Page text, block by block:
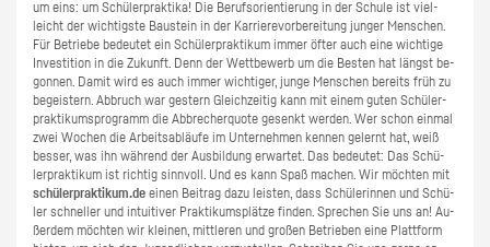
um eins: um Schü­ler­prak­ti­ka! Die Be­rufs­ori­en­tie­rung in der Schu­le ist viel­
leicht der wich­tigs­te Bau­stein in der Kar­rie­re­vor­be­rei­tung jun­ger Men­schen.
Für Be­trie­be be­deu­tet ein Schü­ler­prak­ti­kum immer öfter auch eine wich­ti­ge
In­ves­ti­ti­on in die Zu­kunft. Denn der Wett­be­werb um die Bes­ten hat längst be­
gon­nen. Damit wird es auch immer wich­ti­ger, junge Men­schen be­reits früh zu
be­geis­tern. Ab­bruch war ges­tern Gleich­zei­tig kann mit einem guten Schü­ler­
prak­ti­kums­pro­gramm die Ab­bre­cher­quo­te ge­senkt wer­den. Wer schon ein­mal
zwei Wo­chen die Ar­beits­ab­läu­fe im Un­ter­neh­men ken­nen ge­lernt hat, weiß
bes­ser, was ihn wäh­rend der Aus­bil­dung er­war­tet. Das be­deu­tet: Das Schü­
ler­prak­ti­kum ist rich­tig sinn­voll. Und es kann Spaß ma­chen. Wir möch­ten mit
schü­ler­prak­ti­kum.de einen Bei­trag dazu leis­ten, dass Schü­le­rin­nen und Schü­
ler schnel­ler und in­tui­ti­ver Prak­ti­kums­plät­ze fin­den. Spre­chen Sie uns an! Au­
ßer­dem möch­ten wir klei­nen, mitt­le­ren und gro­ßen Be­trie­ben eine Platt­form